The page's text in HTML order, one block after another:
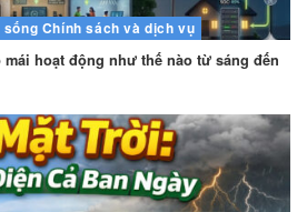
Chính sách và dịch vụ
hoạt động như thế nào từ sáng đến